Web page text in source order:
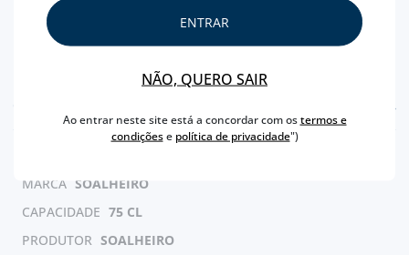
MARCA SOALHEIRO
CAPACIDADE 75 CL
PRODUTOR SOALHEIRO
ENTRAR
NÃO, QUERO SAIR
Ao entrar neste site está a concordar com ostermos e
condiçõese política de privacidade")